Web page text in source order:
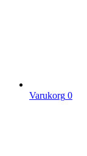
Varukorg 0